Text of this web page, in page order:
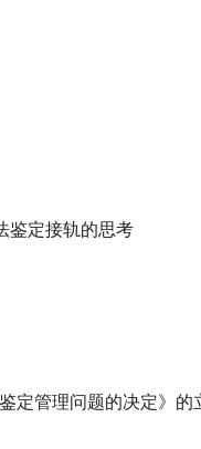
鉴定接轨的思考
定管理问题的决定》的